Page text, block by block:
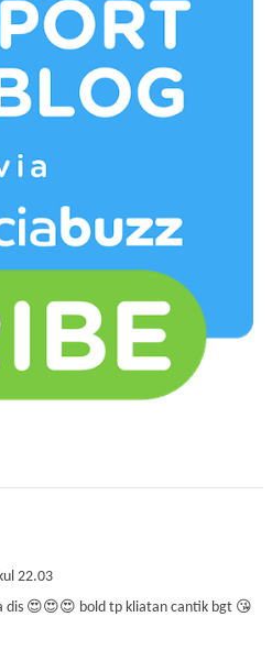
22.03
dis 😍😍😍 bold tp kliatan cantik bgt 😘